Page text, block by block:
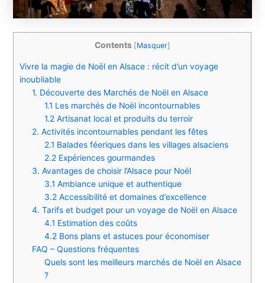
Contents [Masquer]
Vivre la magie de Noël en Alsace : récit d’un voyage
inoubliable
1. Découverte des Marchés de Noël en Alsace
1.1 Les marchés de Noël incontournables
1.2 Artisanat local et produits du terroir
2. Activités incontournables pendant les fêtes
2.1 Balades féeriques dans les villages alsaciens
2.2 Expériences gourmandes
3. Avantages de choisir l’Alsace pour Noël
3.1 Ambiance unique et authentique
3.2 Accessibilité et domaines d’excellence
4. Tarifs et budget pour un voyage de Noël en Alsace
4.1 Estimation des coûts
4.2 Bons plans et astuces pour économiser
FAQ – Questions fréquentes
Quels sont les meilleurs marchés de Noël en Alsace
?